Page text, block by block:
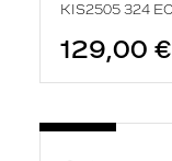
KIS2505 324
129,00 €